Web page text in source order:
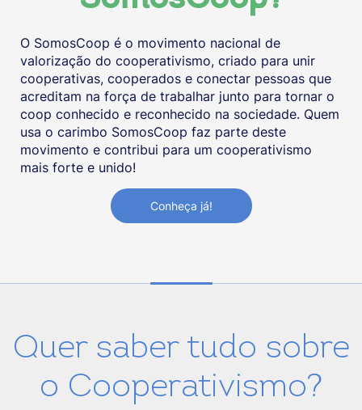
O SomosCoop é o movimento nacional de
valorização do cooperativismo, criado para unir
cooperativas, cooperados e conectar pessoas que
acreditam na força de trabalhar junto para tornar o
coop conhecido e reconhecido na sociedade. Quem
usa o carimbo SomosCoop faz parte deste
movimento e contribui para um cooperativismo
mais forte e unido!
Conheça já!
Quer saber tudo sobre
o Cooperativismo?